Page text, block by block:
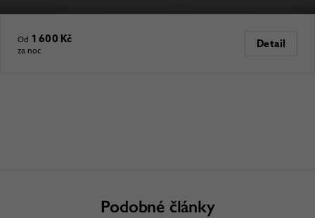
Od 1 600 Kč
za noc
Detail
Podobné články